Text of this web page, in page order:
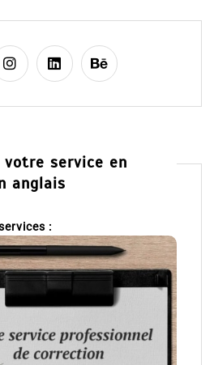
votre service en
anglais
: